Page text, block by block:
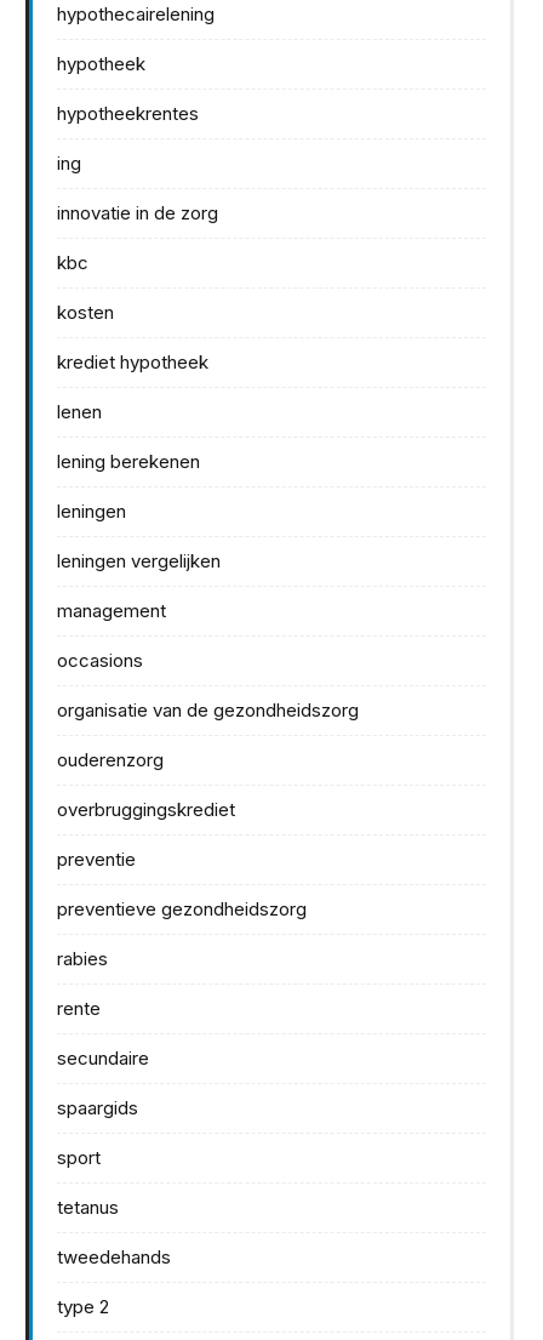
hypothecairelening
hypotheek
hypotheekrentes
ing
innovatie in de zorg
kbc
kosten
krediet hypotheek
lenen
lening berekenen
leningen
leningen vergelijken
management
occasions
organisatie van de gezondheidszorg
ouderenzorg
overbruggingskrediet
preventie
preventieve gezondheidszorg
rabies
rente
secundaire
spaargids
sport
tetanus
tweedehands
type 2